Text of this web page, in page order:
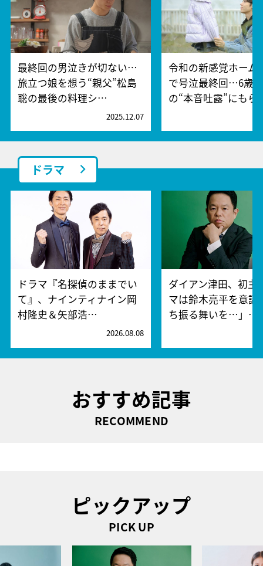
最終回の男泣きが切ない…
旅立つ娘を想う“親父”松島
聡の最後の料理シ…
2025.12.07
令和の新感覚ホーム
で号泣最終回…6歳
の“本音吐露”にも
ドラマ
ドラマ『名探偵のままでい
て』、ナインティナイン岡
村隆史＆矢部浩…
2026.08.08
ダイアン津田、初主
マは鈴木亮平を意識
ち振る舞いを…」…
おすすめ記事
RECOMMEND
ピックアップ
PICK UP